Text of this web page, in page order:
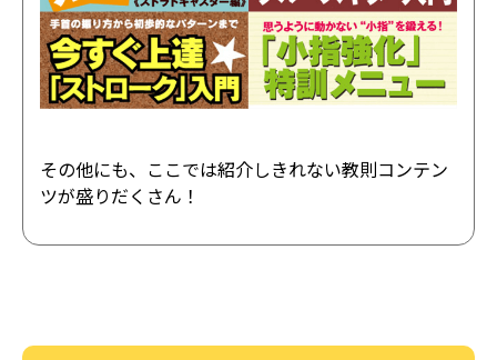
その他にも、ここでは紹介しきれない教則コンテン
ツが盛りだくさん！